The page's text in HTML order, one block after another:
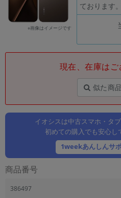
※画像はイメージです
ております。
現在、在庫はご
似た商
イオシスは中古スマホ・タ
初めての購入でも安心し
1weekあんしんサ
商品番号
386497
除外ワード
人気の検索ワード： Let's note
「スマートフォン」「タブレット」など
メーカー
製造、販売メーカーの絞り込み
機能・特徴
商品の搭載機能による絞り込み